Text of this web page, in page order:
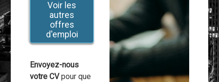
Voir les
autres
offres
d'emploi
Envoyez-nous
votre CVpour que